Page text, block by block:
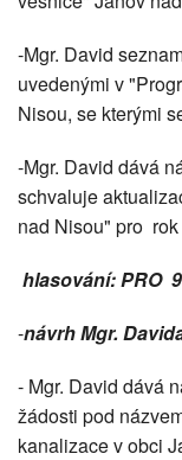
-Mgr. David
uvedenými v
Nisou, se kterými
-Mgr. David dává
schvaluje
nad Nisou" pro rok
hlasování: PRO
-návrh Mgr.
- Mgr. David dává
žádosti pod
kanalizace v obci